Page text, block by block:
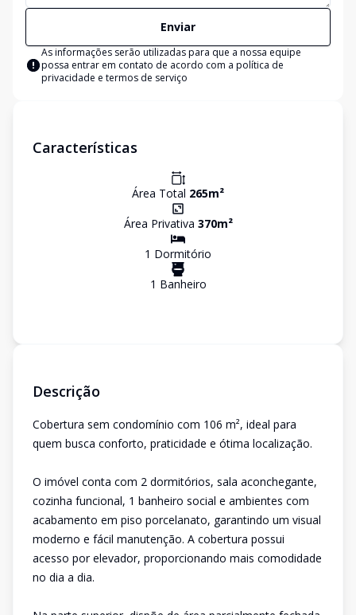
Enviar
As informações serão utilizadas para que a nossa equipe
possa entrar em contato de acordo com a política de
privacidade e termos de serviço
Características
Área Total 265m²
Área Privativa 370m²
1 Dormitório
1 Banheiro
Descrição
Cobertura sem condomínio com 106 m², ideal para
quem busca conforto, praticidade e ótima localização.
O imóvel conta com 2 dormitórios, sala aconchegante,
cozinha funcional, 1 banheiro social e ambientes com
acabamento em piso porcelanato, garantindo um visual
moderno e fácil manutenção. A cobertura possui
acesso por elevador, proporcionando mais comodidade
no dia a dia.